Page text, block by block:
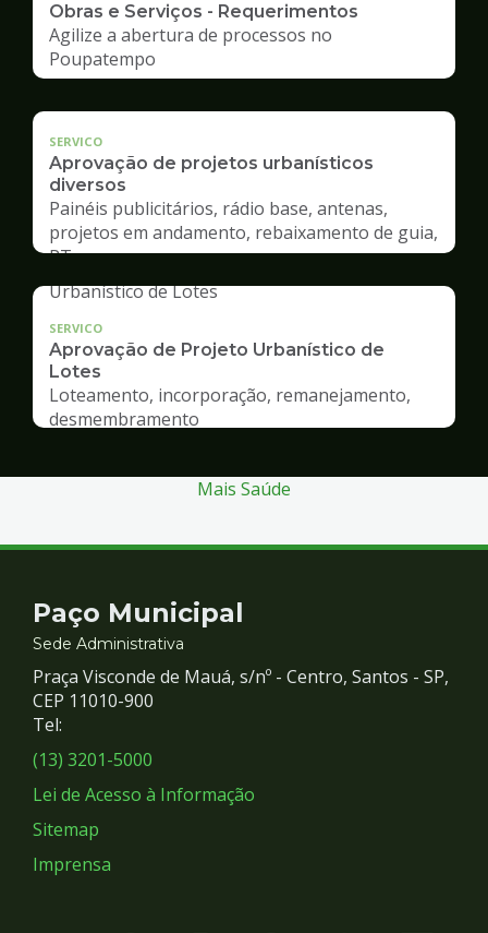
Obras e Serviços - Requerimentos
Agilize a abertura de processos no
Poupatempo
SERVICO
Aprovação de projetos urbanísticos
diversos
Painéis publicitários, rádio base, antenas,
projetos em andamento, rebaixamento de guia,
RT
SERVICO
Aprovação de Projeto Urbanístico de
Lotes
Loteamento, incorporação, remanejamento,
desmembramento
Mais Saúde
Contato
e
Redes
Sociais
Paço Municipal
Sede Administrativa
Praça Visconde de Mauá, s/nº - Centro, Santos - SP,
CEP 11010-900
Tel:
(13) 3201-5000
Lei de Acesso à Informação
Sitemap
Imprensa